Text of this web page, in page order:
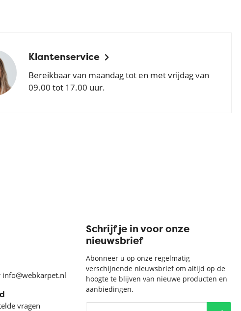
Klantenservice
Bereikbaar van maandag tot en met vrijdag van
09.00 tot 17.00 uur.
vragen
Schrijf je in voor onze
nieuwsbrief
Abonneer u op onze regelmatig
verschijnende nieuwsbrief om altijd op de
hoogte te blijven van nieuwe producten en
aanbiedingen.